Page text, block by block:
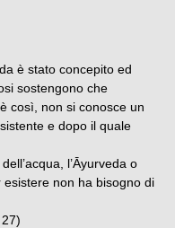
è stato concepito ed
sostengono che
così, non si conosce un
e dopo il quale
l’Ᾱyurveda o
non ha bisogno di